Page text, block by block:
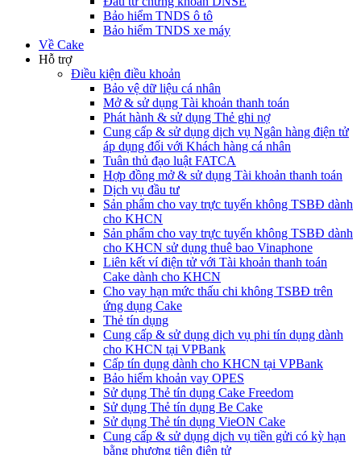
Bảo hiểm TNDS ô tô
Bảo hiểm TNDS xe máy
Về Cake
Hỗ trợ
Điều kiện điều khoản
Bảo vệ dữ liệu cá nhân
Mở & sử dụng Tài khoản thanh toán
Phát hành & sử dụng Thẻ ghi nợ
Cung cấp & sử dụng dịch vụ Ngân hàng điện tử
áp dụng đối với Khách hàng cá nhân
Tuân thủ đạo luật FATCA
Hợp đồng mở & sử dụng Tài khoản thanh toán
Dịch vụ đầu tư
Sản phẩm cho vay trực tuyến không TSBĐ dành
cho KHCN
Sản phẩm cho vay trực tuyến không TSBĐ dành
cho KHCN sử dụng thuê bao Vinaphone
Liên kết ví điện tử với Tài khoản thanh toán
Cake dành cho KHCN
Cho vay hạn mức thấu chi không TSBĐ trên
ứng dụng Cake
Thẻ tín dụng
Cung cấp & sử dụng dịch vụ phi tín dụng dành
cho KHCN tại VPBank
Cấp tín dụng dành cho KHCN tại VPBank
Bảo hiểm khoản vay OPES
Sử dụng Thẻ tín dụng Cake Freedom
Sử dụng Thẻ tín dụng Be Cake
Sử dụng Thẻ tín dụng VieON Cake
Cung cấp & sử dụng dịch vụ tiền gửi có kỳ hạn
bằng phương tiện điện tử